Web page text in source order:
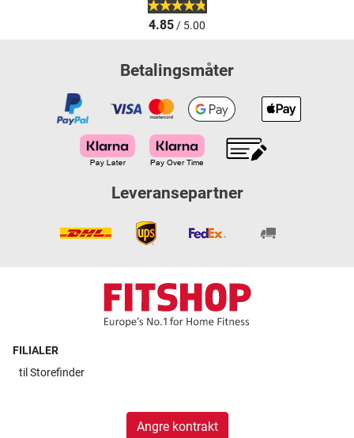
4.85/ 5.00
Betalingsmåter
Leveransepartner
FILIALER
til Storefinder
Angre kontrakt